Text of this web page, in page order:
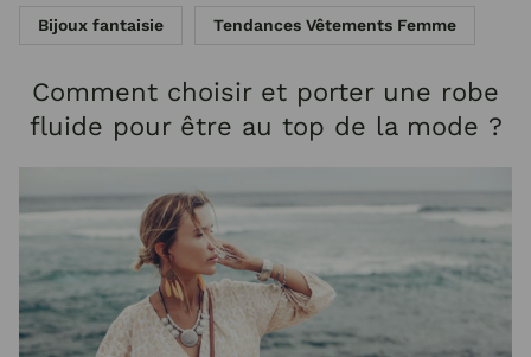
Bijoux fantaisie Tendances Vêtements Femme
Comment choisir et porter une robe
fluide pour être au top de la mode ?